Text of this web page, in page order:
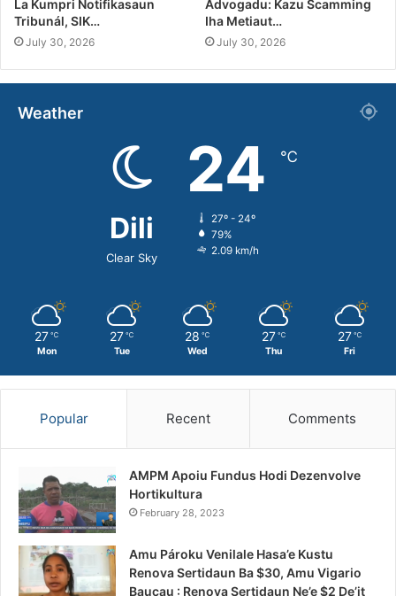
La Kumpri Notifikasaun
Tribunál, SIK…
July 30, 2026
Advogadu: Kazu Scamming
Iha Metiaut…
July 30, 2026
Weather
Dili
Clear Sky
24 ℃
27º - 24º
79%
2.09 km/h
27 ℃
Mon
27 ℃
Tue
28 ℃
Wed
27 ℃
Thu
27 ℃
Fri
Popular Recent Comments
AMPM Apoiu Fundus Hodi Dezenvolve
Hortikultura
February 28, 2023
Amu Pároku Venilale Hasa’e Kustu
Renova Sertidaun Ba $30, Amu Vigario
Baucau : Renova Sertidaun Ne’e $2 De’it